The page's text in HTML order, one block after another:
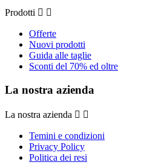
Prodotti  
Offerte
Nuovi prodotti
Guida alle taglie
Sconti del 70% ed oltre
La nostra azienda
La nostra azienda  
Temini e condizioni
Privacy Policy
Politica dei resi